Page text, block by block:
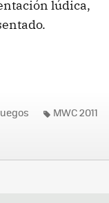
lúdica,
MWC 2011